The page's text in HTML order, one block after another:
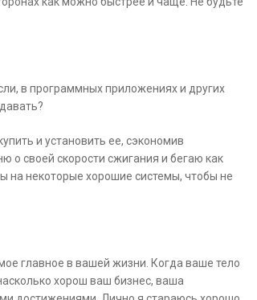
в программных приложениях и других
и установить ее, сэкономив
о своей скорости сжигания и бегаю как
на некоторые хорошие системы, чтобы не
главное в вашей жизни. Когда ваше тело
хорош ваш бизнес, ваша